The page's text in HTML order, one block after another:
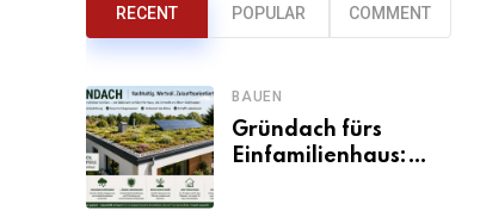
RECENT POPULAR COMMENT
BAUEN
Gründach fürs
Einfamilienhaus: